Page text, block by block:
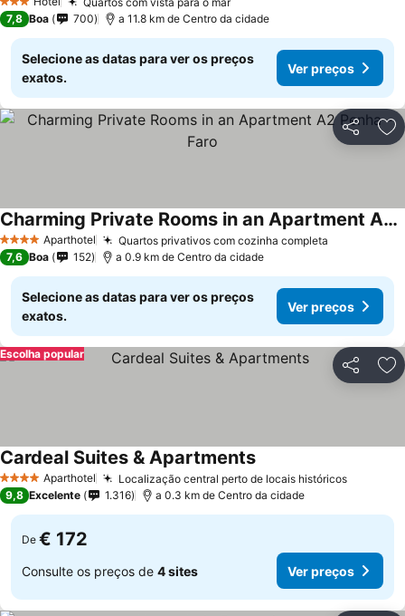
3 Estrelas
7,8 Boa 700 a 11.8 km de Centro da cidade
Selecione as datas para ver os preços
exatos.
Ver preços
Partilhar
4 EstrelasAparthotel Quartos privativos com cozinha completa
Charming Private Rooms in an Apartment A2 Penha - Faro
7,6 Boa 152 a 0.9 km de Centro da cidade
Selecione as datas para ver os preços
exatos.
Ver preços
Partilhar
Escolha popular
4 EstrelasAparthotel Localização central perto de locais históricos
Cardeal Suites & Apartments
9,8 Excelente 1.316 a 0.3 km de Centro da cidade
De € 172
Consulte os preços de 4 sites Ver preços